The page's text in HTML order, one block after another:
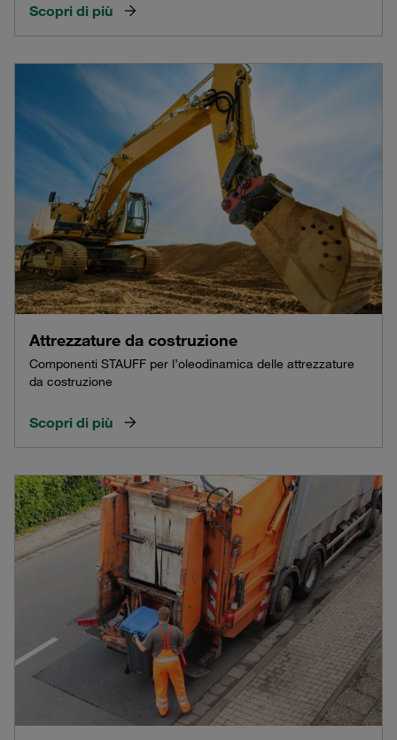
Scopri di più
Attrezzature da costruzione
Componenti STAUFF per l’oleodinamica delle attrezzature
da costruzione
Scopri di più